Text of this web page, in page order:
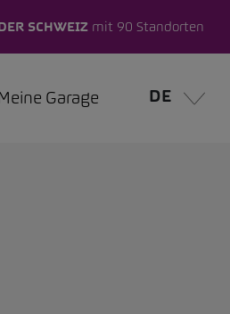
SCHWEIZmit 90 Standorten
Garage DE